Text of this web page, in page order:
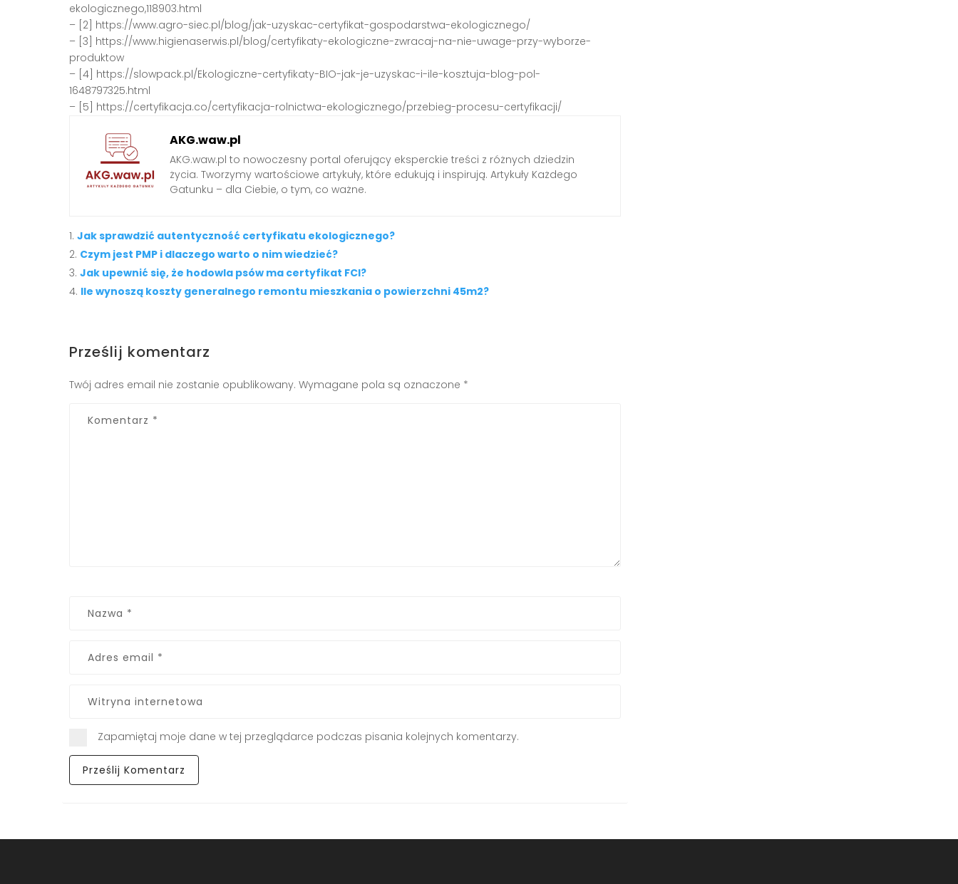
ekologicznego,118903.html
– [2] https://www.agro-siec.pl/blog/jak-uzyskac-certyfikat-gospodarstwa-ekologicznego/
– [3] https://www.higienaserwis.pl/blog/certyfikaty-ekologiczne-zwracaj-na-nie-uwage-przy-wyborze-
produktow
– [4] https://slowpack.pl/Ekologiczne-certyfikaty-BIO-jak-je-uzyskac-i-ile-kosztuja-blog-pol-
1648797325.html
– [5] https://certyfikacja.co/certyfikacja-rolnictwa-ekologicznego/przebieg-procesu-certyfikacji/
AKG.waw.pl
AKG.waw.pl to nowoczesny portal oferujący eksperckie treści z różnych dziedzin
życia. Tworzymy wartościowe artykuły, które edukują i inspirują. Artykuły Każdego
Gatunku – dla Ciebie, o tym, co ważne.
Jak sprawdzić autentyczność certyfikatu ekologicznego?
Czym jest PMP i dlaczego warto o nim wiedzieć?
Jak upewnić się, że hodowla psów ma certyfikat FCI?
Ile wynoszą koszty generalnego remontu mieszkania o powierzchni 45m2?
Prześlij komentarz
Twój adres email nie zostanie opublikowany. Wymagane pola są oznaczone *
Zapamiętaj moje dane w tej przeglądarce podczas pisania kolejnych komentarzy.